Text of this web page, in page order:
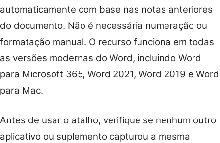
automaticamente com base nas notas anteriores
do documento. Não é necessária numeração ou
formatação manual. O recurso funciona em todas
as versões modernas do Word, incluindo Word
para Microsoft 365, Word 2021, Word 2019 e Word
para Mac.
Antes de usar o atalho, verifique se nenhum outro
aplicativo ou suplemento capturou a mesma